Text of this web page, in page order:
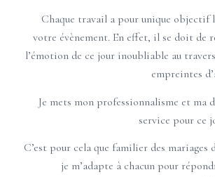
Chaque travail a pour unique objectif
votre évènement. En effet, il se doit de
l’émotion de ce jour inoubliable au
empreintes
Je mets mon professionnalisme et ma
service pour ce
C’est pour cela que familier des mariages
je m’adapte à chacun pour